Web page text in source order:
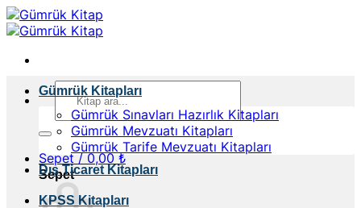
İçeriğe
atla
Ara:
Sepet /0,00₺
Sepet
Gümrük Kitapları
Gümrük Sınavları Hazırlık Kitapları
Gümrük Mevzuatı Kitapları
Gümrük Tarife Mevzuatı Kitapları
Dış Ticaret Kitapları
KPSS Kitapları